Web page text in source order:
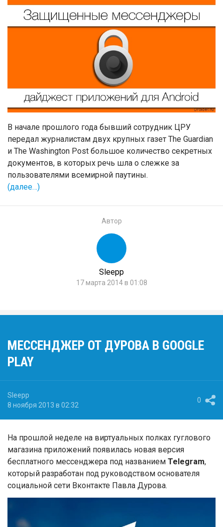
В начале прошлого года бывший сотрудник ЦРУ
передал журналистам двух крупных газет The Guardian
и The Washington Post большое количество секретных
документов, в которых речь шла о слежке за
пользователями всемирной паутины.
(далее…)
Автор
Sleepp
17 марта 2014 в 01:08
МЕССЕНДЖЕР ОТ ДУРОВА В GOOGLE
PLAY
Sleepp
8 ноября 2013 в 02:32
0
На прошлой неделе на виртуальных полках гуглового
магазина приложений появилась новая версия
бесплатного мессенджера под названием Telegram,
который разработан под руководством основателя
социальной сети Вконтакте Павла Дурова.